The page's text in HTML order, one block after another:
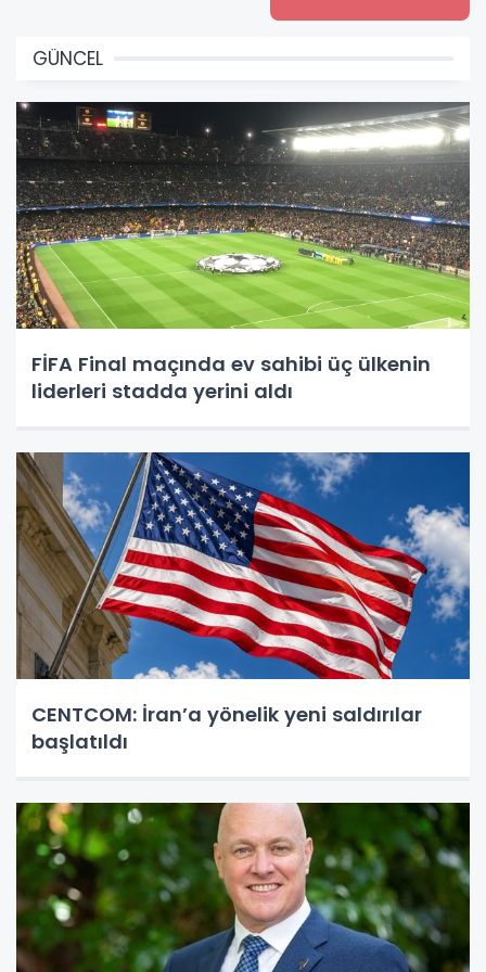
GÜNCEL
FİFA Final maçında ev sahibi üç ülkenin
liderleri stadda yerini aldı
CENTCOM: İran’a yönelik yeni saldırılar
başlatıldı